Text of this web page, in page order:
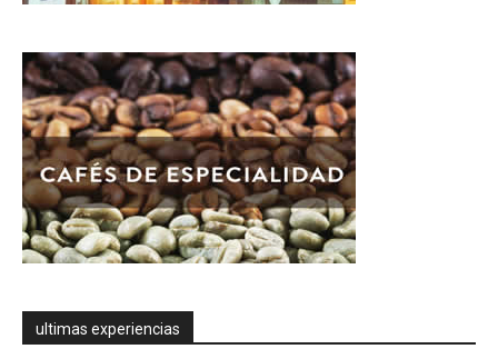
ultimas experiencias